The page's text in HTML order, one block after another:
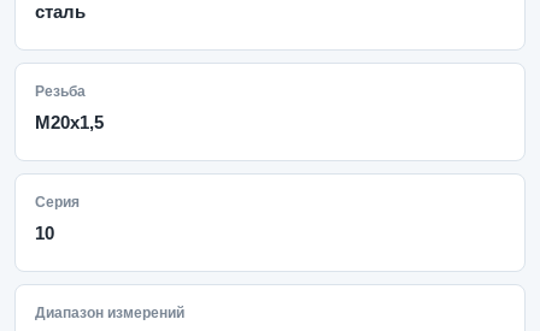
сталь
Резьба
M20x1,5
Серия
10
Диапазон измерений